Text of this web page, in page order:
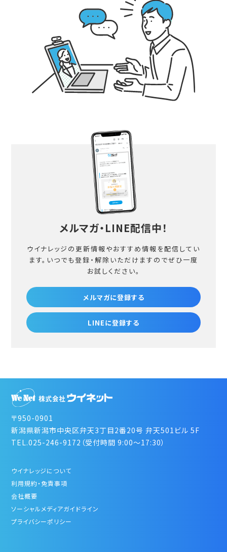
メルマガ・LINE配信中！
ウイナレッジの更新情報やおすすめ情報を配信してい
ます。 いつでも登録・解除いただけますのでぜひ一度
お試しください。
メルマガに登録する
LINEに登録する
〒950-0901
新潟県新潟市中央区弁天3丁目2番20号 弁天501ビル 5F
TEL.025-246-9172（受付時間 9:00～17:30）
ウイナレッジについて
利用規約・免責事項
会社概要
ソーシャルメディアガイドライン
プライバシーポリシー